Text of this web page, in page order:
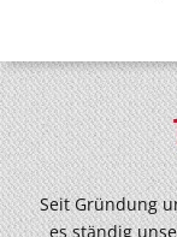
Seit Gründung
es ständig